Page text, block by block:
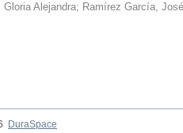
Gloria Alejandra; Ramírez García,
DuraSpace